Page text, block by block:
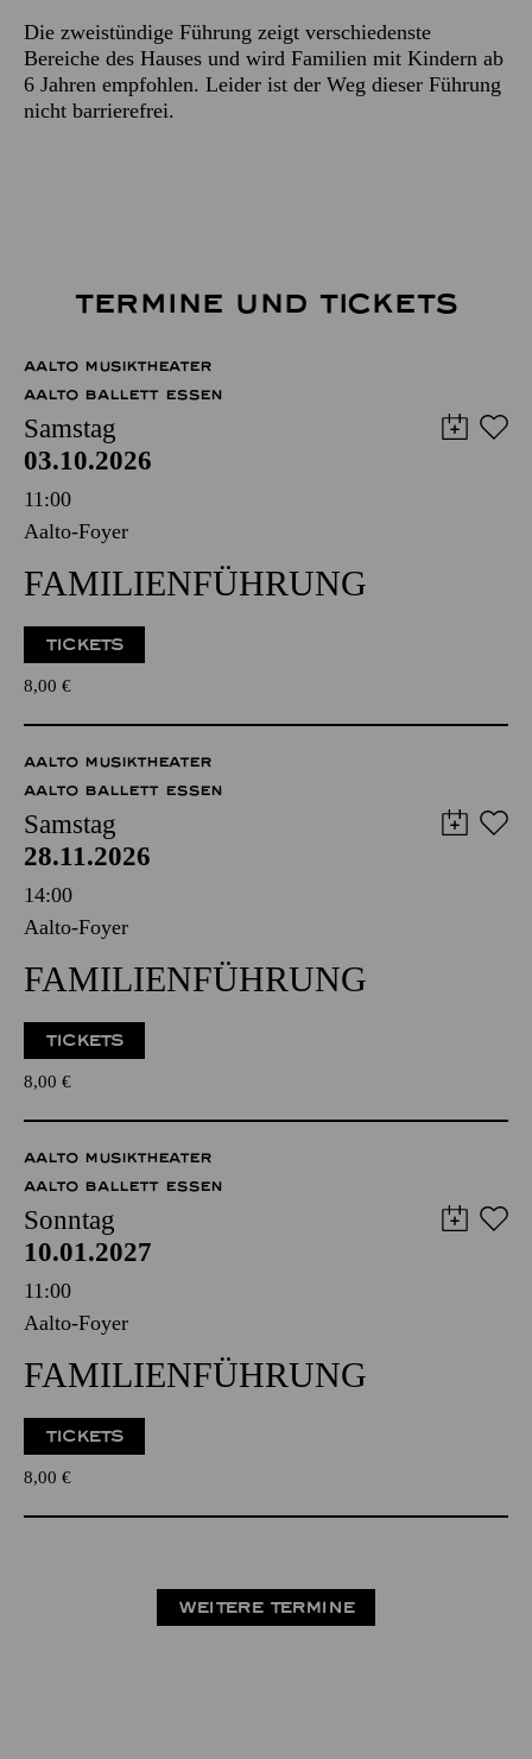
Die zweistündige Führung zeigt verschiedenste
Bereiche des Hauses und wird Familien mit Kindern ab
6 Jahren empfohlen. Leider ist der Weg dieser Führung
nicht barrierefrei.
TERMINE UND TICKETS
AALTO MUSIKTHEATER
AALTO BALLETT ESSEN
Samstag
03.10.2026
11:00
Aalto-Foyer
FAMILIENFÜHRUNG
TICKETS
8,00 €
AALTO MUSIKTHEATER
AALTO BALLETT ESSEN
Samstag
28.11.2026
14:00
Aalto-Foyer
FAMILIENFÜHRUNG
TICKETS
8,00 €
AALTO MUSIKTHEATER
AALTO BALLETT ESSEN
Sonntag
10.01.2027
11:00
Aalto-Foyer
FAMILIENFÜHRUNG
TICKETS
8,00 €
WEITERE TERMINE